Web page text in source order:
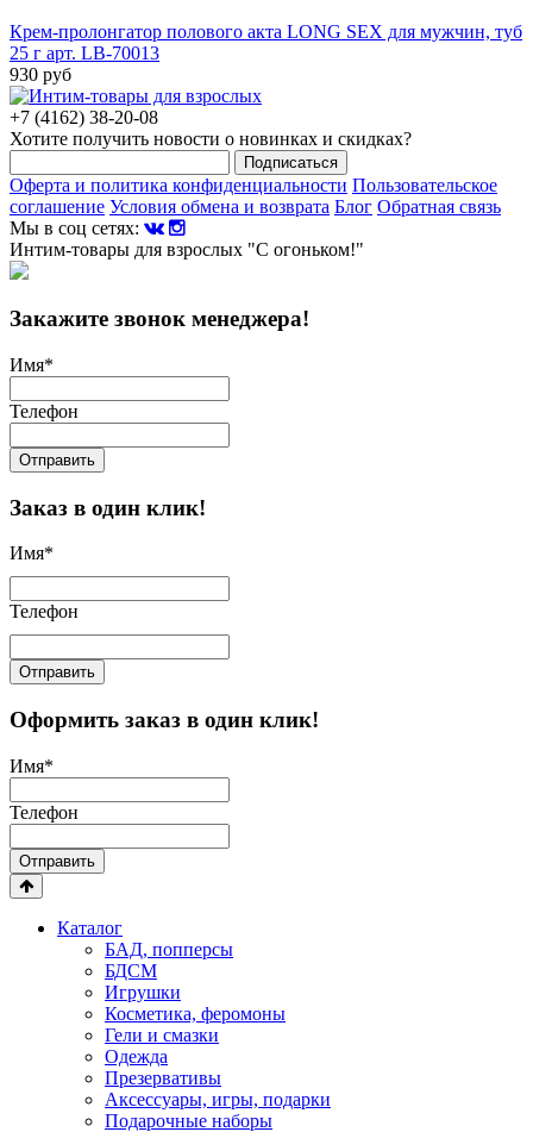
Крем-пролонгатор полового акта LONG SEX для мужчин, туб
25 г арт. LB-70013
930 руб
+7 (4162) 38-20-08
Хотите получить новости о новинках и скидках?
Подписаться
Оферта и политика конфиденциальности Пользовательское
соглашение Условия обмена и возврата Блог Обратная связь
Мы в соц сетях:
Интим-товары для взрослых "С огоньком!"
Закажите звонок менеджера!
Имя*
Телефон
Отправить
Заказ в один клик!
Имя*
Телефон
Отправить
Оформить заказ в один клик!
Имя*
Телефон
Отправить
Каталог
БАД, попперсы
БДСМ
Игрушки
Косметика, феромоны
Гели и смазки
Одежда
Презервативы
Аксессуары, игры, подарки
Подарочные наборы